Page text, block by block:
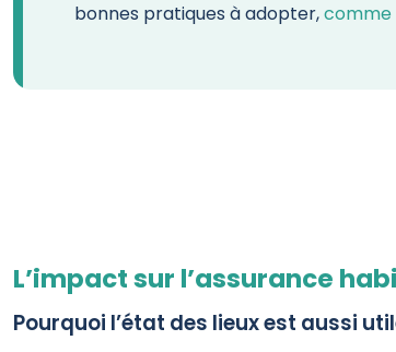
bonnes pratiques à adopter,comme
L’impact sur l’assurance
Pourquoi l’état des lieux est aussi